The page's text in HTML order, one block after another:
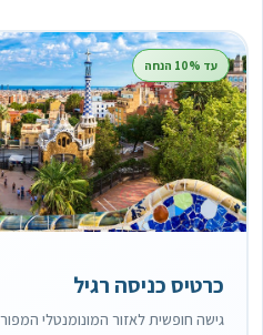
עד 10% הנחה
כרטיס כניסה רגיל
גישה חופשית לאזור המונומנטלי